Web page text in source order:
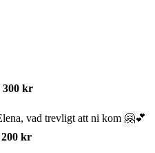
300 kr
vad trevligt att ni kom 🤗💕
200 kr